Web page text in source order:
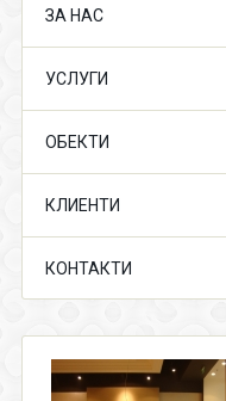
ЗА НАС
УСЛУГИ
ОБЕКТИ
КЛИЕНТИ
КОНТАКТИ